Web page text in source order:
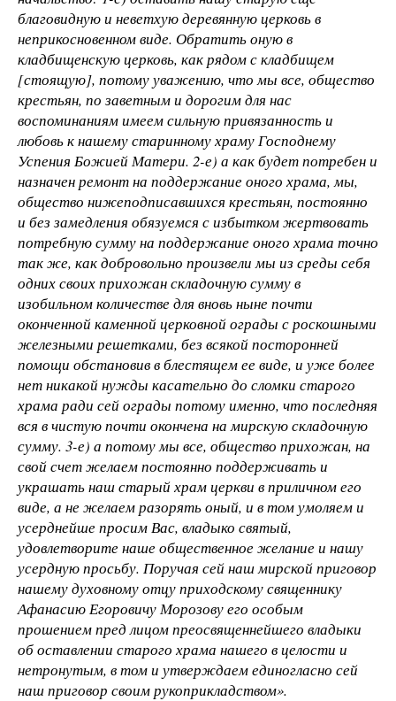
благовидную и неветхую деревянную церковь в
неприкосновенном виде. Обратить оную в
кладбищенскую церковь, как рядом с кладбищем
[стоящую], потому уважению, что мы все, общество
крестьян, по заветным и дорогим для нас
воспоминаниям имеем сильную привязанность и
любовь к нашему старинному храму Господнему
Успения Божией Матери. 2-е) а как будет потребен и
назначен ремонт на поддержание оного храма, мы,
общество нижеподписавшихся крестьян, постоянно
и без замедления обязуемся с избытком жертвовать
потребную сумму на поддержание оного храма точно
так же, как добровольно произвели мы из среды себя
одних своих прихожан складочную сумму в
изобильном количестве для вновь ныне почти
оконченной каменной церковной ограды с роскошными
железными решетками, без всякой посторонней
помощи обстановив в блестящем ее виде, и уже более
нет никакой нужды касательно до сломки старого
храма ради сей ограды потому именно, что последняя
вся в чистую почти окончена на мирскую складочную
сумму. 3-е) а потому мы все, общество прихожан, на
свой счет желаем постоянно поддерживать и
украшать наш старый храм церкви в приличном его
виде, а не желаем разорять оный, и в том умоляем и
усерднейше просим Вас, владыко святый,
удовлетворите наше общественное желание и нашу
усердную просьбу. Поручая сей наш мирской приговор
нашему духовному отцу приходскому священнику
Афанасию Егоровичу Морозову его особым
прошением пред лицом преосвященнейшего владыки
об оставлении старого храма нашего в целости и
нетронутым, в том и утверждаем единогласно сей
наш приговор своим рукоприкладством».